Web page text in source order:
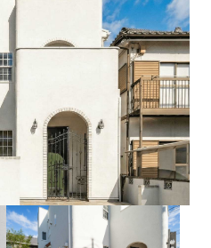
ク
吹き抜け
ランダ・バルコニー
ト